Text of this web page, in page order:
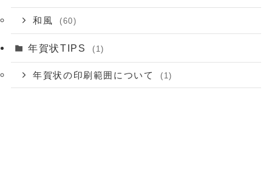
和風 (60)
年賀状TIPS (1)
年賀状の印刷範囲について (1)